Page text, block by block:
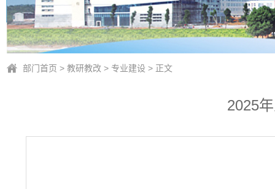
部门首页 > 教研教改 > 专业建设 > 正文
2025